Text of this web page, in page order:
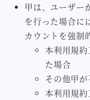
甲は、ユーザー
を行った場合に
カウントを強制
本利用規
た場合
その他甲
本利用規